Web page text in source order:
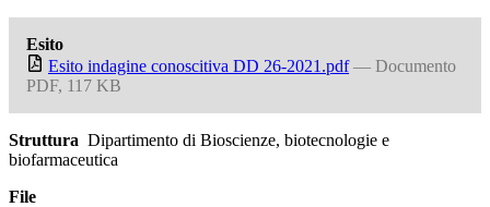
Esito
Esito indagine conoscitiva DD 26-2021.pdf — Documento
PDF, 117 KB
Struttura Dipartimento di Bioscienze, biotecnologie e
biofarmaceutica
File